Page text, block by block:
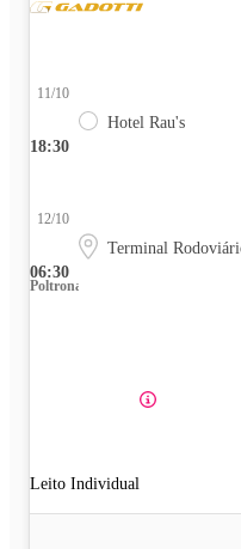
18:30
11/10
Hotel Rau's
06:30
12/10
Terminal
Poltrona
Leito Individual